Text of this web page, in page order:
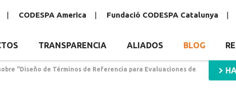
CODESPA America Fundació CODESPA Catalunya
TRANSPARENCIA ALIADOS BLOG
"Diseño de Términos de Referencia para Evaluaciones de